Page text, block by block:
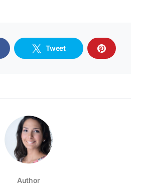
Tweet
Author